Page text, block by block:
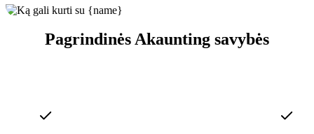
Pagrindinės Akaunting savybės